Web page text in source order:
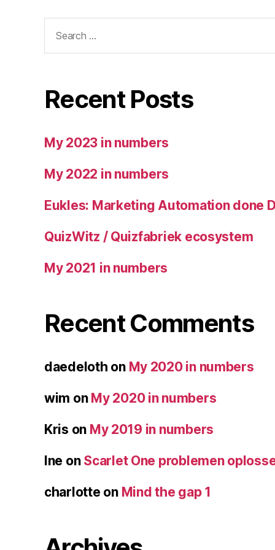
for:
Recent Posts
My 2023 in numbers
My 2022 in numbers
Eukles: Marketing Automation done
QuizWitz / Quizfabriek ecosystem
My 2021 in numbers
Recent Comments
daedeloth on My 2020 in numbers
wim on My 2020 in numbers
Kris on My 2019 in numbers
Ine on Scarlet One problemen
charlotte on Mind the gap 1